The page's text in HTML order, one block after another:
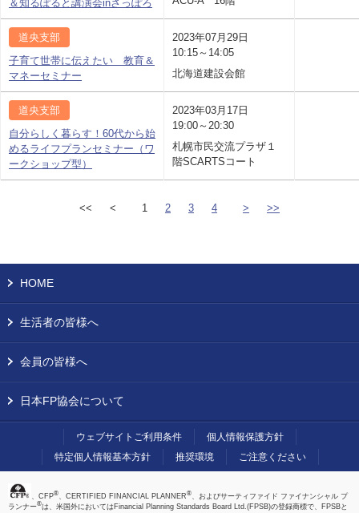
＆知るぽると講演会inさっぽろ
道央支部
子育て世帯に伝えたい 教育＆
マネーセミナー
2023年07月29日
10:15～14:05
北海道建設会館
道央支部
自分らしく暮らす！60代から始
めるライフプランセミナー（ワ
ークショップ型）
2023年03月17日
19:00～20:30
札幌市民交流プラザ１
階SCARTSコート
<< < 1 2 3 4 > >>
HOME
生活者の皆様へ
会員の皆様へ
日本FP協会について
ウェブサイトご利用条件
個人情報保護方針
特定個人情報基本方針
推奨環境 ご注意ください
、CFP®、CERTIFIED FINANCIAL PLANNER®、およびサーティファイド ファイナンシャル プ
ランナー®は、米国外においてはFinancial Planning Standards Board Ltd.(FPSB)の登録商標で、FPSBと